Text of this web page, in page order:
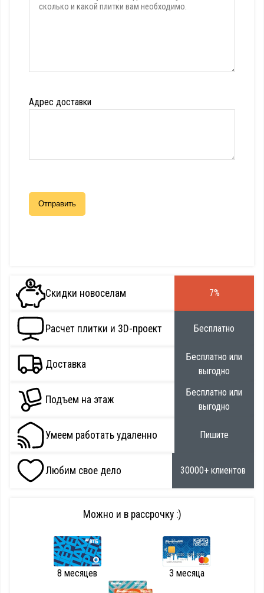
Адрес доставки
Скидки новоселам 7%
Расчет плитки и 3D-проект Бесплатно
Доставка
Бесплатно или
выгодно
Подъем на этаж
Бесплатно или
выгодно
Умеем работать удаленно Пишите
Любим свое дело 30000+ клиентов
Можно и в рассрочку :)
8 месяцев 3 месяца